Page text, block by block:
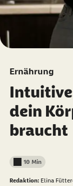
Ernährung
dein
braucht
Lesedauer weniger als
10 Min
Redaktion: Elina